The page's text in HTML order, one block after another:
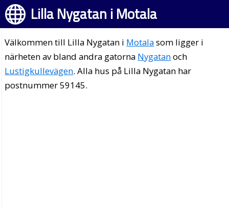
Lilla Nygatan i Motala
Välkommen till Lilla Nygatan i Motalasom ligger i
närheten av bland andra gatorna Nygatanoch
Lustigkullevägen. Alla hus på Lilla Nygatan har
postnummer 59145.